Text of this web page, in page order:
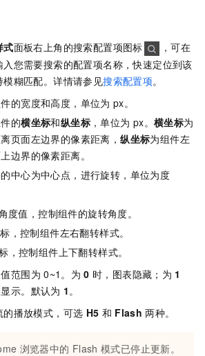
式面板右上角的搜索配置项图标
，可在
您需要搜索的配置项名称，快速定位到该
糊匹配。详情请参见搜索配置项。
件的宽度和高度，单位为 px。
的横坐标和纵坐标 ，单位为 px。横坐标为
页面左边界的像素距离，纵坐标为组件左
边界的像素距离。
中心为中心点，进行旋转，单位为度
度值，控制组件的旋转角度。
，控制组件左右翻转样式。
，控制组件上下翻转样式。
值范围为 0~1。为 0 时，图表隐藏；为 1
示。默认为 1 。
的播放模式，可选 H5 和 Flash 两种。
浏览器中的 Flash 模式已停止更新。